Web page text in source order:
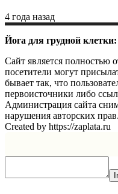
4 года назад
Йога для грудной
Сайт является полностью
посетители могут
бывает так, что
первоисточники либо
Администрация сайта
нарушения авторских прав.
Created by https://zaplata.ru